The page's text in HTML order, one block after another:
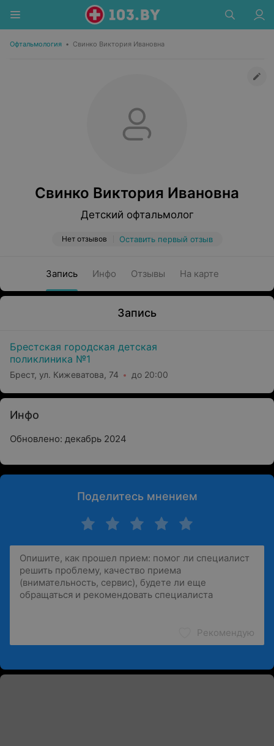
Офтальмология • Свинко Виктория Ивановна
Свинко Виктория Ивановна
Детский офтальмолог
Нет отзывов Оставить первый отзыв
Запись Инфо Отзывы На карте
Запись
Брестская городская детская
поликлиника №1
Брест, ул. Кижеватова, 74 до 20:00
Инфо
Обновлено: декабрь 2024
Поделитесь мнением
Рекомендую